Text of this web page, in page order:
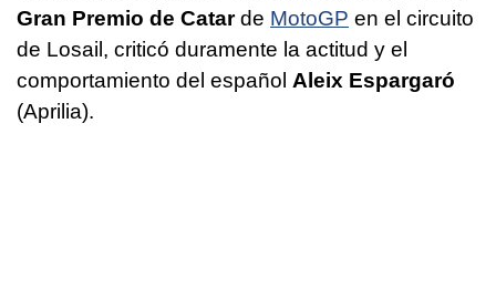
Gran Premio de Catarde MotoGP en el circuito
de Losail, criticó duramente la actitud y el
comportamiento del español Aleix Espargaró
(Aprilia).